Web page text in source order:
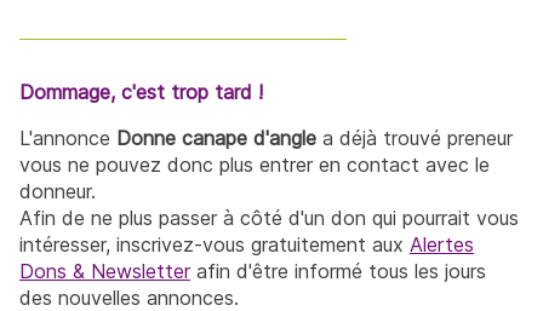
Dommage, c'est trop tard !
L'annonce Donne canape d'angle a déjà trouvé preneur
vous ne pouvez donc plus entrer en contact avec le
donneur.
Afin de ne plus passer à côté d'un don qui pourrait vous
intéresser, inscrivez-vous gratuitement aux Alertes
Dons & Newsletterafin d'être informé tous les jours
des nouvelles annonces.